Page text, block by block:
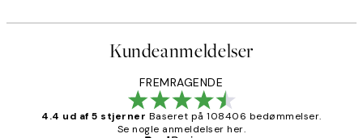
Kundeanmeldelser
FREMRAGENDE
4.4 ud af 5 stjerner Baseret på 108406 bedømmelser.
Se nogle anmeldelser her.